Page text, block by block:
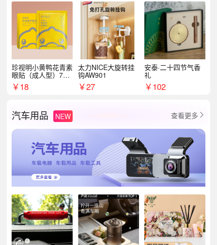
珍视明小黄鸭花青素
眼贴（成人型）7对/
盒
￥18
太力NICE大旋转挂
钩AW901
￥27
安泰·二十四节气香
礼
￥102
汽车用品 NEW 查看更多 